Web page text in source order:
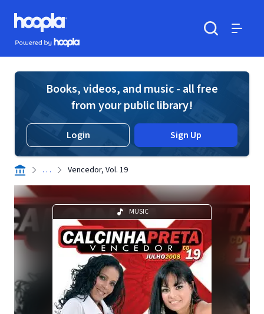
Skip to main content
Hoopla logo
Powered by Hoopla
Books, videos, and music - all free
from your public library!
Login Sign Up
. . . Vencedor, Vol. 19
MUSIC